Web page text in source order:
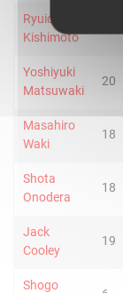
Ryuichi
Kishimoto
Yoshiyuki
Matsuwaki
20
Masahiro
Waki
18
Shota
Onodera
18
Jack
Cooley
19
Shogo